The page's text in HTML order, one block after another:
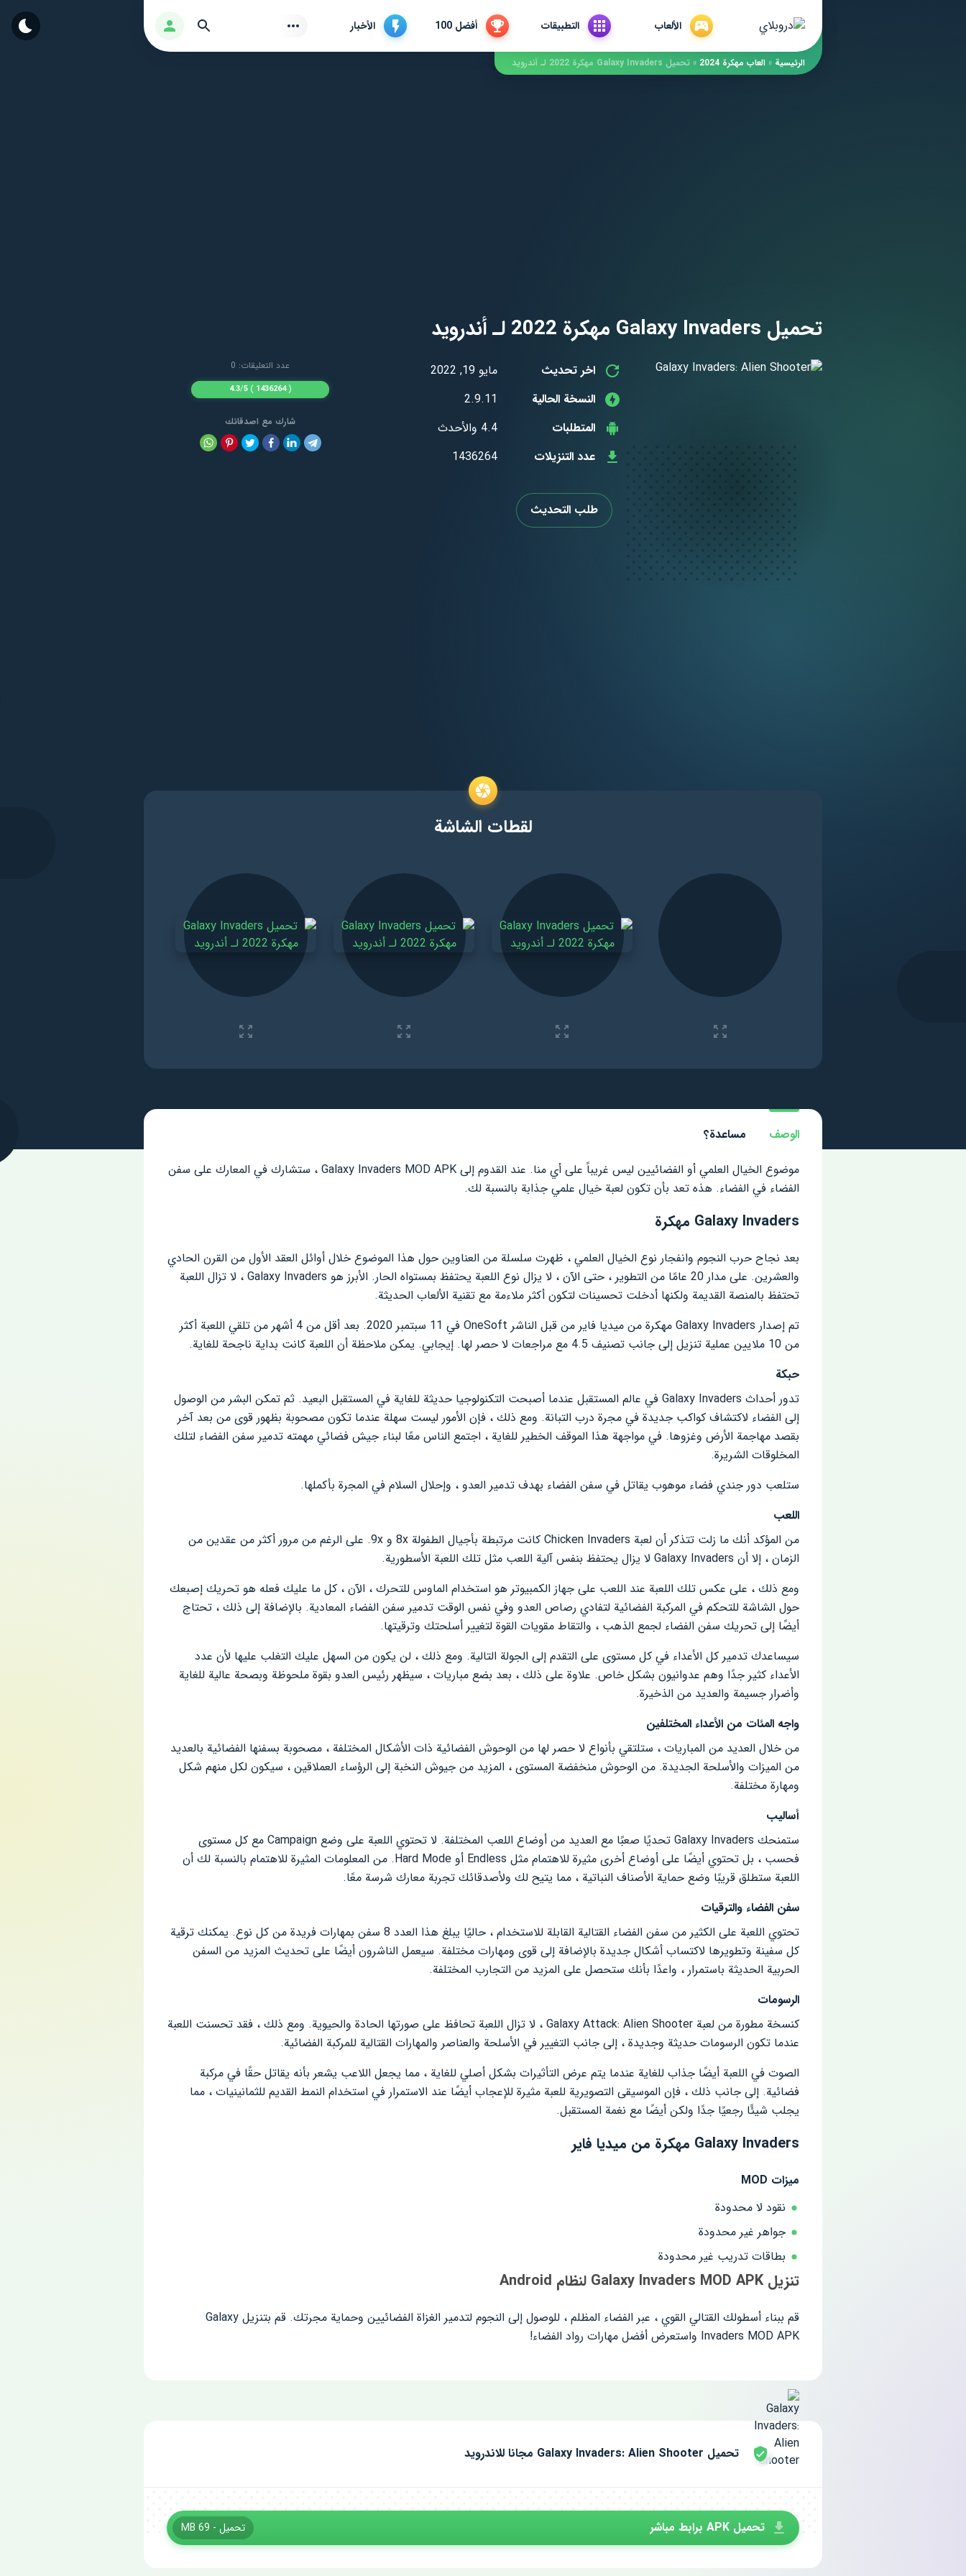
الألعاب التطبيقات أفضل 100 الأخبار تسجيل الدخول بحث
الرئيسية » العاب مهكرة 2024 » تحميل Galaxy Invaders مهكرة 2022 لـ أندرويد
تحميل Galaxy Invaders مهكرة 2022 لـ أندرويد
اخر تحديث
مايو 19, 2022
النسخة الحالية
2.9.11
المتطلبات
4.4 والأحدث
عدد التنزيلات
1436264
عدد التعليقات: 0
(
1436264
)
4.3/5
شارك مع اصدقائك
طلب التحديث
لقطات الشاشة
الوصف
مساعدة؟
موضوع الخيال العلمي أو الفضائيين ليس غريباً على أي منا. عند القدوم إلى Galaxy Invaders MOD APK ، ستشارك في المعارك على سفن
الفضاء في الفضاء. هذه تعد بأن تكون لعبة خيال علمي جذابة بالنسبة لك.
Galaxy Invaders مهكرة
بعد نجاح حرب النجوم وانفجار نوع الخيال العلمي ، ظهرت سلسلة من العناوين حول هذا الموضوع خلال أوائل العقد الأول من القرن الحادي
والعشرين. على مدار 20 عامًا من التطوير ، حتى الآن ، لا يزال نوع اللعبة يحتفظ بمستواه الحار. الأبرز هو Galaxy Invaders ، لا تزال اللعبة
تحتفظ بالمنصة القديمة ولكنها أدخلت تحسينات لتكون أكثر ملاءمة مع تقنية الألعاب الحديثة.
تم إصدار Galaxy Invaders مهكرة من ميديا فاير من قبل الناشر OneSoft في 11 سبتمبر 2020. بعد أقل من 4 أشهر من تلقي اللعبة أكثر
من 10 ملايين عملية تنزيل إلى جانب تصنيف 4.5 مع مراجعات لا حصر لها. إيجابي. يمكن ملاحظة أن اللعبة كانت بداية ناجحة للغاية.
حبكة
تدور أحداث Galaxy Invaders في عالم المستقبل عندما أصبحت التكنولوجيا حديثة للغاية في المستقبل البعيد. ثم تمكن البشر من الوصول
إلى الفضاء لاكتشاف كواكب جديدة في مجرة ​​درب التبانة. ومع ذلك ، فإن الأمور ليست سهلة عندما تكون مصحوبة بظهور قوى من بعد آخر
بقصد مهاجمة الأرض وغزوها. في مواجهة هذا الموقف الخطير للغاية ، اجتمع الناس معًا لبناء جيش فضائي مهمته تدمير سفن الفضاء لتلك
المخلوقات الشريرة.
ستلعب دور جندي فضاء موهوب يقاتل في سفن الفضاء بهدف تدمير العدو ، وإحلال السلام في المجرة بأكملها.
اللعب
من المؤكد أنك ما زلت تتذكر أن لعبة Chicken Invaders كانت مرتبطة بأجيال الطفولة 8x و 9x. على الرغم من مرور أكثر من عقدين من
الزمان ، إلا أن Galaxy Invaders لا يزال يحتفظ بنفس آلية اللعب مثل تلك اللعبة الأسطورية.
ومع ذلك ، على عكس تلك اللعبة عند اللعب على جهاز الكمبيوتر هو استخدام الماوس للتحرك ، الآن ، كل ما عليك فعله هو تحريك إصبعك
حول الشاشة للتحكم في المركبة الفضائية لتفادي رصاص العدو وفي نفس الوقت تدمير سفن الفضاء المعادية. بالإضافة إلى ذلك ، تحتاج
أيضًا إلى تحريك سفن الفضاء لجمع الذهب ، والتقاط مقويات القوة لتغيير أسلحتك وترقيتها.
سيساعدك تدمير كل الأعداء في كل مستوى على التقدم إلى الجولة التالية. ومع ذلك ، لن يكون من السهل عليك التغلب عليها لأن عدد
الأعداء كثير جدًا وهم عدوانيون بشكل خاص. علاوة على ذلك ، بعد بضع مباريات ، سيظهر رئيس العدو بقوة ملحوظة وبصحة عالية للغاية
وأضرار جسيمة والعديد من الذخيرة.
واجه المئات من الأعداء المختلفين
من خلال العديد من المباريات ، ستلتقي بأنواع لا حصر لها من الوحوش الفضائية ذات الأشكال المختلفة ، مصحوبة بسفنها الفضائية بالعديد
من الميزات والأسلحة الجديدة. من الوحوش منخفضة المستوى ، المزيد من جيوش النخبة إلى الرؤساء العملاقين ، سيكون لكل منهم شكل
ومهارة مختلفة.
أساليب
ستمنحك Galaxy Invaders تحديًا صعبًا مع العديد من أوضاع اللعب المختلفة. لا تحتوي اللعبة على وضع Campaign مع كل مستوى
فحسب ، بل تحتوي أيضًا على أوضاع أخرى مثيرة للاهتمام مثل Endless أو Hard Mode. من المعلومات المثيرة للاهتمام بالنسبة لك أن
اللعبة ستطلق قريبًا وضع حماية الأصناف النباتية ، مما يتيح لك ولأصدقائك تجربة معارك شرسة معًا.
سفن الفضاء والترقيات
تحتوي اللعبة على الكثير من سفن الفضاء القتالية القابلة للاستخدام ، حاليًا يبلغ هذا العدد 8 سفن بمهارات فريدة من كل نوع. يمكنك ترقية
كل سفينة وتطويرها لاكتساب أشكال جديدة بالإضافة إلى قوى ومهارات مختلفة. سيعمل الناشرون أيضًا على تحديث المزيد من السفن
الحربية الحديثة باستمرار ، واعدًا بأنك ستحصل على المزيد من التجارب المختلفة.
الرسومات
كنسخة مطورة من لعبة Galaxy Attack: Alien Shooter ، لا تزال اللعبة تحافظ على صورتها الحادة والحيوية. ومع ذلك ، فقد تحسنت اللعبة
عندما تكون الرسومات حديثة وجديدة ، إلى جانب التغيير في الأسلحة والعناصر والمهارات القتالية للمركبة الفضائية.
الصوت في اللعبة أيضًا جذاب للغاية عندما يتم عرض التأثيرات بشكل أصلي للغاية ، مما يجعل اللاعب يشعر بأنه يقاتل حقًا في مركبة
فضائية. إلى جانب ذلك ، فإن الموسيقى التصويرية للعبة مثيرة للإعجاب أيضًا عند الاستمرار في استخدام النمط القديم للثمانينيات ، مما
يجلب شيئًا رجعيًا جدًا ولكن أيضًا مع نغمة المستقبل.
Galaxy Invaders مهكرة من ميديا فاير
ميزات MOD
نقود لا محدودة
جواهر غير محدودة
بطاقات تدريب غير محدودة
تنزيل Galaxy Invaders MOD APK لنظام Android
قم ببناء أسطولك القتالي القوي ، عبر الفضاء المظلم ، للوصول إلى النجوم لتدمير الغزاة الفضائيين وحماية مجرتك. قم بتنزيل Galaxy
Invaders MOD APK واستعرض أفضل مهارات رواد الفضاء!
تحميل Galaxy Invaders: Alien Shooter مجانا للاندرويد
تحميل APK برابط مباشر تحميل - 69 MB